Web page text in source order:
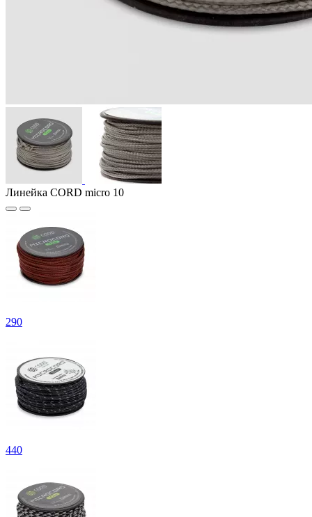
Линейка CORD micro 10
290
440